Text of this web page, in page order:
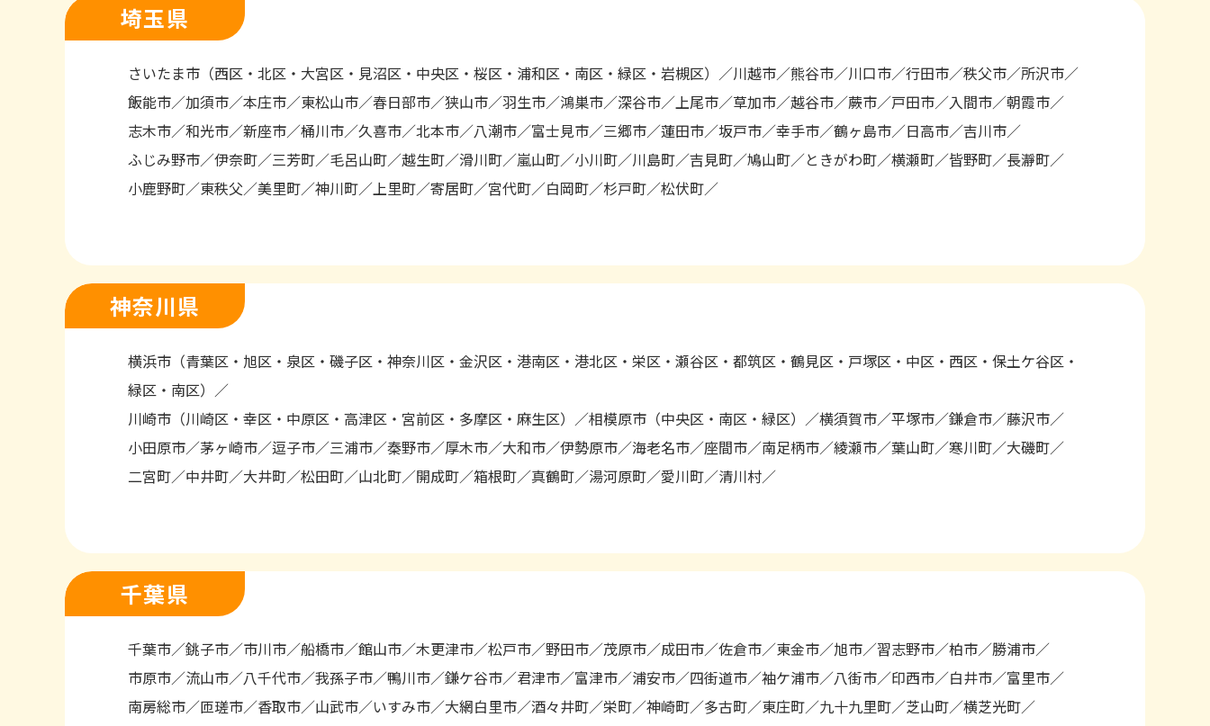
埼玉県
さいたま市（西区・北区・大宮区・見沼区・中央区・桜区・浦和区・南区・緑区・岩槻区） 川越市 熊谷市 川口市 行田市 秩父市
所沢市
飯能市
加須市 本庄市 東松山市 春日部市 狭山市 羽生市 鴻巣市 深谷市 上尾市 草加市 越谷市 蕨市 戸田市 入間市
朝霞市
志木市
和光市 新座市 桶川市 久喜市 北本市 八潮市 富士見市 三郷市 蓮田市 坂戸市 幸手市 鶴ヶ島市 日高市
吉川市
ふじみ野市
伊奈町 三芳町 毛呂山町 越生町 滑川町 嵐山町 小川町 川島町 吉見町 鳩山町 ときがわ町 横瀬町 皆野町
長瀞町
小鹿野町
東秩父 美里町 神川町 上里町 寄居町 宮代町 白岡町 杉戸町 松伏町
神奈川県
横浜市（青葉区・旭区・泉区・磯子区・神奈川区・金沢区・港南区・港北区・栄区・瀬谷区・都筑区・鶴見区・戸塚区・中区・西区・保土ケ谷区・
緑区・南区）
川崎市（川崎区・幸区・中原区・高津区・宮前区・多摩区・麻生区）
相模原市（中央区・南区・緑区） 横須賀市 平塚市 鎌倉市
藤沢市
小田原市
茅ヶ崎市 逗子市 三浦市 秦野市 厚木市 大和市 伊勢原市 海老名市 座間市 南足柄市 綾瀬市 葉山町 寒川町
大磯町
二宮町
中井町 大井町 松田町 山北町 開成町 箱根町 真鶴町 湯河原町 愛川町 清川村
千葉県
千葉市 銚子市 市川市 船橋市 館山市 木更津市 松戸市 野田市 茂原市 成田市 佐倉市 東金市 旭市 習志野市 柏市
勝浦市
市原市
流山市 八千代市 我孫子市 鴨川市 鎌ケ谷市 君津市 富津市 浦安市 四街道市 袖ケ浦市 八街市 印西市 白井市
富里市
南房総市
匝瑳市 香取市 山武市 いすみ市 大網白里市 酒々井町 栄町 神崎町 多古町 東庄町 九十九里町 芝山町
横芝光町